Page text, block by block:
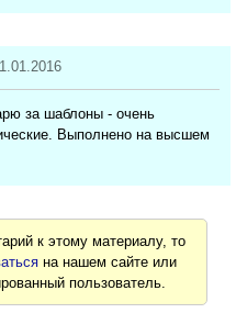
за шаблоны - очень
Выполнено на высшем
к этому материалу, то
на нашем сайте или
пользователь.